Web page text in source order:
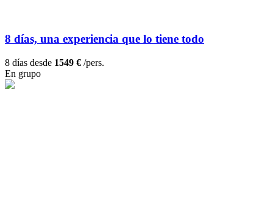
8 días, una experiencia que lo tiene todo
8 días desde 1549 € /pers.
En grupo